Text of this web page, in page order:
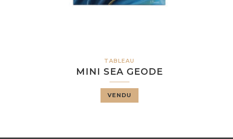
TABLEAU
MINI SEA GEODE
VENDU